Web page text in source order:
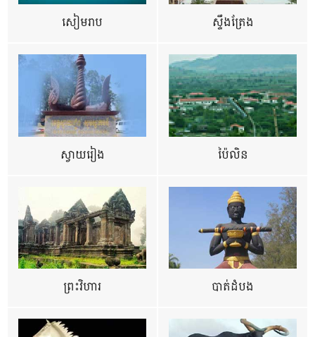
សៀមរាប ស្ទឹងត្រែង
ស្វាយរៀង ប៉ៃលិន
ព្រះវិហារ បាត់ដំបង